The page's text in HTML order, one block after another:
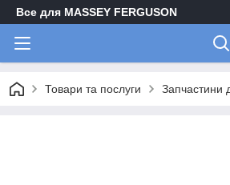
Все для MASSEY FERGUSON
Товари та послуги Запчастини